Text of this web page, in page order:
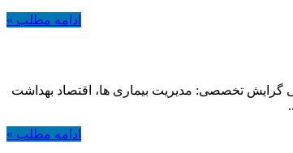
ادامه مطلب »
تخصصی: مدیریت بیماری ها، اقتصاد بهداشت
ادامه مطلب »